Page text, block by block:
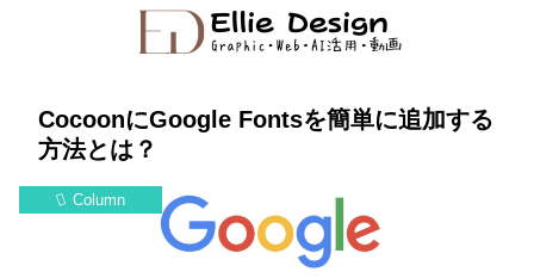
CocoonにGoogle Fontsを簡単に追加する
方法とは？
Column